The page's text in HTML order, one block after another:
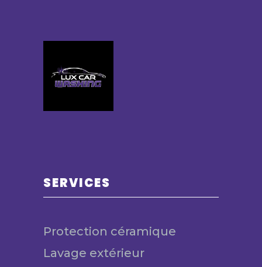
SERVICES
Protection céramique
Lavage extérieur